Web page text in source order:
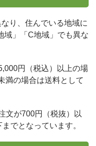
り、住んでいる地域に
域」「C地域」でも異な
円（税込）以上の場
満の場合は送料として
文が700円（税抜）以
でとなっています。